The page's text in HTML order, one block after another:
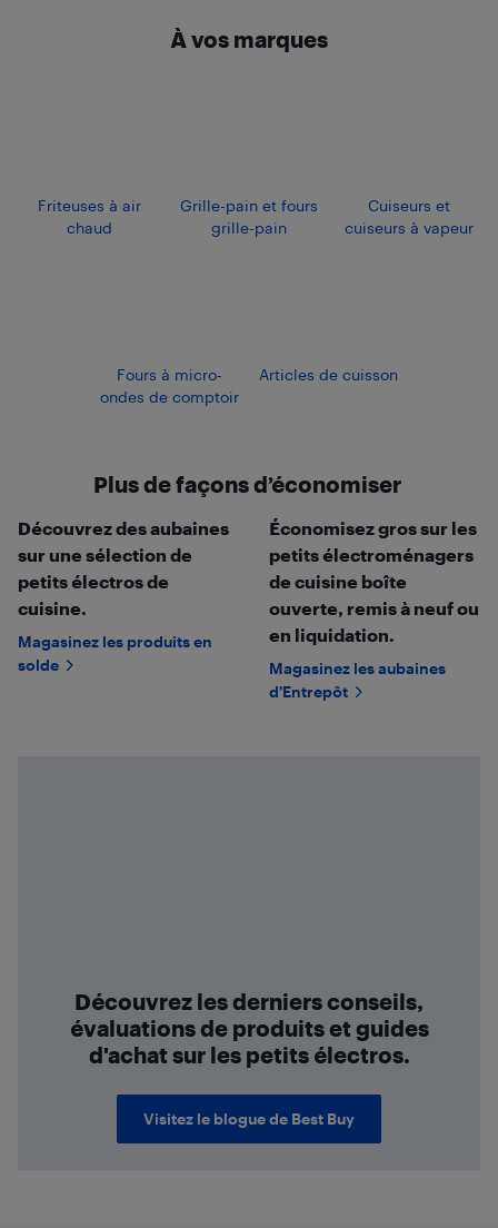
À vos marques
Friteuses à air
chaud
Grille-pain et fours
grille-pain
Cuiseurs et
cuiseurs à vapeur
Fours à micro-
ondes de comptoir
Articles de cuisson
Plus de façons d’économiser
Découvrez des aubaines
sur une sélection de
petits électros de
cuisine.
Magasinez les produits en
solde
Économisez gros sur les
petits électroménagers
de cuisine boîte
ouverte, remis à neuf ou
en liquidation.
Magasinez les aubaines
d’Entrepôt
Découvrez les derniers conseils,
évaluations de produits et guides
d'achat sur les petits électros.
Visitez le blogue de Best Buy